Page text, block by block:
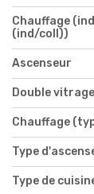
Chauffage
(ind/coll))
Ascenseur
Double vitrage
Chauffage
Type
Type de